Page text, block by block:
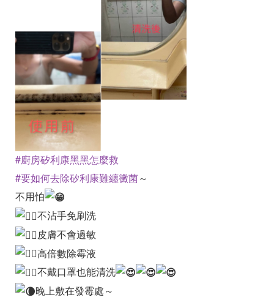
#廚房矽利康黑黑怎麼救
#要如何去除矽利康難纏黴菌～
不用怕
不沾手免刷洗
皮膚不會過敏
高倍數除霉液
不戴口罩也能清洗
晚上敷在發霉處～